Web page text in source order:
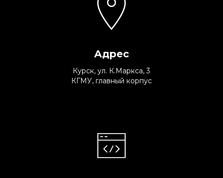
Адрес
Курск, ул. К.Маркса, 3
КГМУ, главный корпус